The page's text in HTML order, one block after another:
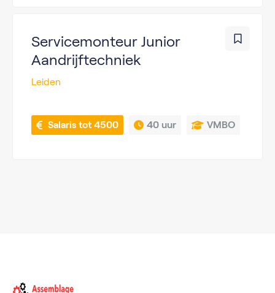
Servicemonteur Junior
Aandrijftechniek
Leiden
Salaris tot 4500 40 uur VMBO